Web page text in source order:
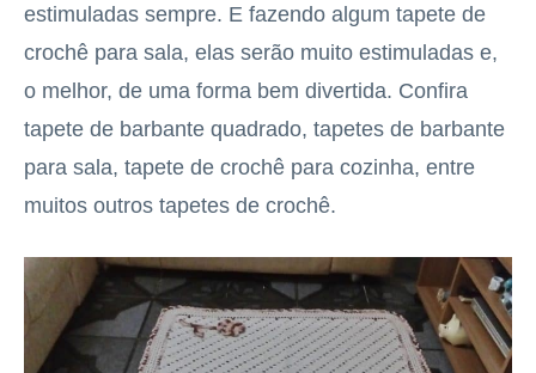
estimuladas sempre. E fazendo algum tapete de
crochê para sala, elas serão muito estimuladas e,
o melhor, de uma forma bem divertida. Confira
tapete de barbante quadrado, tapetes de barbante
para sala, tapete de crochê para cozinha, entre
muitos outros tapetes de crochê.